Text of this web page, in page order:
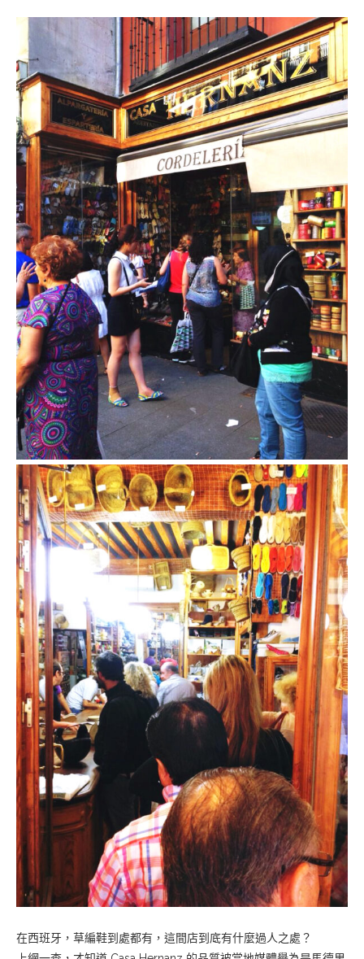
在西班牙，草編鞋到處都有，這間店到底有什麼過人之處？